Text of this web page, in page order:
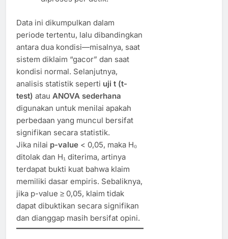
Data ini dikumpulkan dalam
periode tertentu, lalu dibandingkan
antara dua kondisi—misalnya, saat
sistem diklaim “gacor” dan saat
kondisi normal. Selanjutnya,
analisis statistik seperti uji t (t-
test) atau ANOVA sederhana
digunakan untuk menilai apakah
perbedaan yang muncul bersifat
signifikan secara statistik.
Jika nilai p-value < 0,05, maka H₀
ditolak dan H₁ diterima, artinya
terdapat bukti kuat bahwa klaim
memiliki dasar empiris. Sebaliknya,
jika p-value ≥ 0,05, klaim tidak
dapat dibuktikan secara signifikan
dan dianggap masih bersifat opini.